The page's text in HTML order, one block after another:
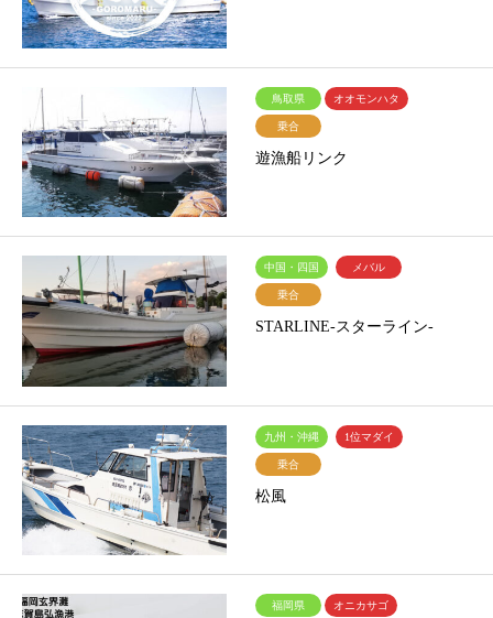
鳥取県 オオモンハタ
乗合
遊漁船リンク
中国・四国 メバル
乗合
STARLINE-スターライン-
九州・沖縄 1位マダイ
乗合
松風
福岡県 オニカサゴ